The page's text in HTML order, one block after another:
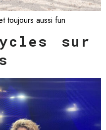
toujours aussi fun
sur